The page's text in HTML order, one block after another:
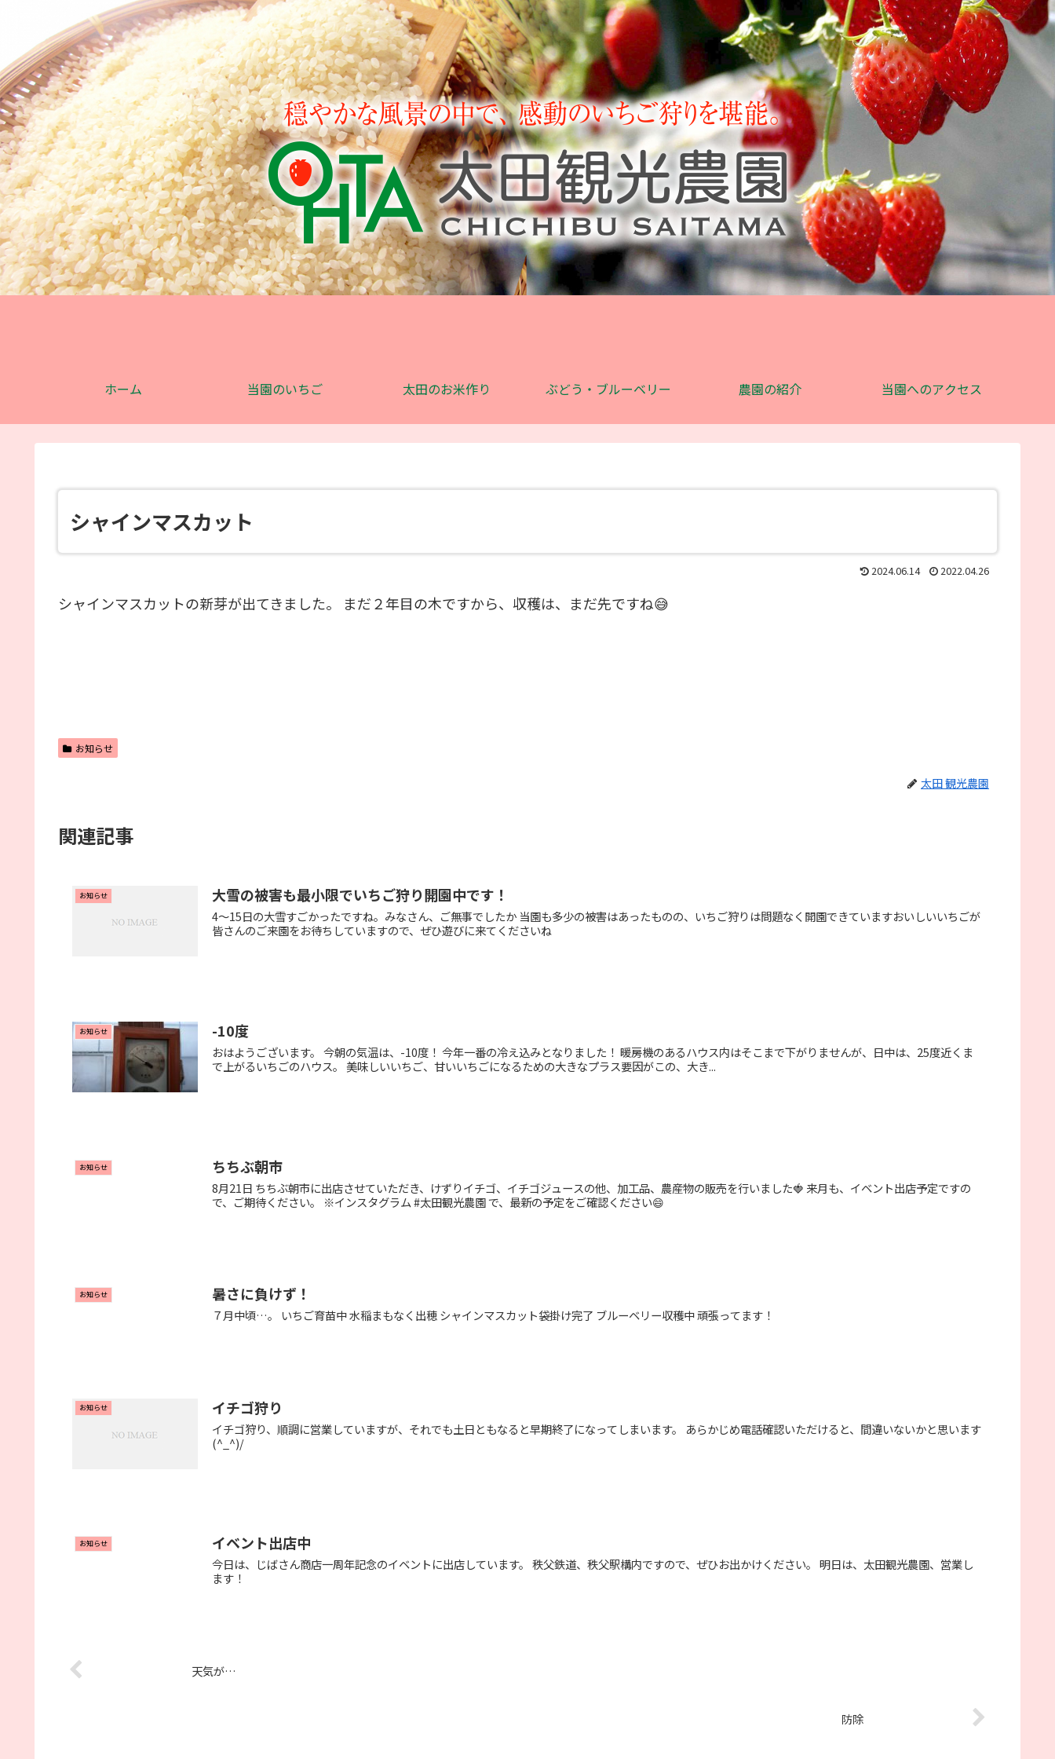
ホーム 当園のいちご 太田のお米作り ぶどう・ブルーベリー 農園の紹介 当園へのアクセス
シャインマスカット
2024.06.14 2022.04.26
シャインマスカットの新芽が出てきました。 まだ２年目の木ですから、収穫は、まだ先ですね😅
お知らせ
太田 観光農園
関連記事
お知らせ 大雪の被害も最小限でいちご狩り開園中です！
4～15日の大雪すごかったですね。みなさん、ご無事でしたか 当園も多少の被害はあったものの、いちご狩りは問題なく開園できていますおいしいいちごが
皆さんのご来園をお待ちしていますので、ぜひ遊びに来てくださいね
お知らせ -10度
おはようございます。 今朝の気温は、-10度！ 今年一番の冷え込みとなりました！ 暖房機のあるハウス内はそこまで下がりませんが、日中は、25度近くま
で上がるいちごのハウス。 美味しいいちご、甘いいちごになるための大きなプラス要因がこの、大き...
お知らせ ちちぶ朝市
8月21日 ちちぶ朝市に出店させていただき、けずりイチゴ、イチゴジュースの他、加工品、農産物の販売を行いました🍓 来月も、イベント出店予定ですの
で、ご期待ください。 ※インスタグラム #太田観光農園 で、最新の予定をご確認ください😄
お知らせ 暑さに負けず！
７月中頃…。 いちご育苗中 水稲まもなく出穂 シャインマスカット袋掛け完了 ブルーベリー収穫中 頑張ってます！
お知らせ イチゴ狩り
イチゴ狩り、順調に営業していますが、それでも土日ともなると早期終了になってしまいます。 あらかじめ電話確認いただけると、間違いないかと思います
(^_^)/
お知らせ イベント出店中
今日は、じばさん商店一周年記念のイベントに出店しています。 秩父鉄道、秩父駅構内ですので、ぜひお出かけください。 明日は、太田観光農園、営業し
ます！
天気が…
防除